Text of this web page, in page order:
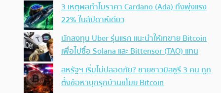
3 เหตุผลทำไมราคา Cardano (Ada) ถึงพุ่งแรง
22% ในสัปดาห์เดียว
นักลงทุน Uber รุ่นแรก แนะนำให้เทขาย Bitcoin
เพื่อไปซื้อ Solana และ Bittensor (TAO) แทน
สหรัฐฯ เริ่มไม่ปลอดภัย? ชายชาวมิสซูรี 3 คน ถูก
ตั้งข้อหาบุกรุกบ้านขโมย Bitcoin